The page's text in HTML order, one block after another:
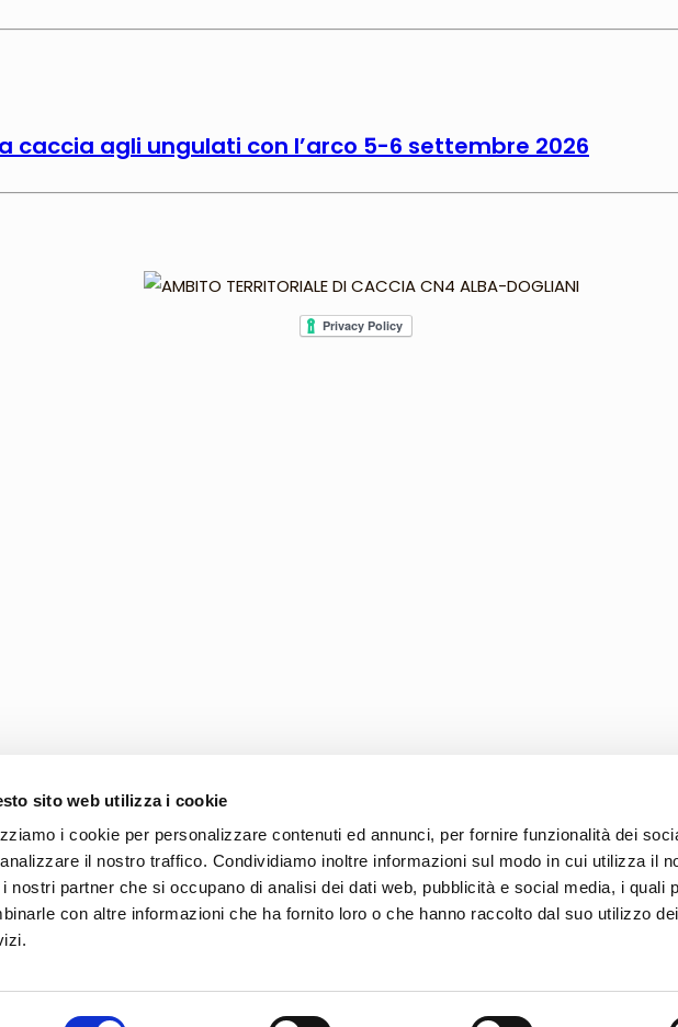
sito web utilizza i cookie
i cookie per personalizzare contenuti ed annunci, per fornire funzionalità dei
il nostro traffico. Condividiamo inoltre informazioni sul modo in cui utilizza il
nostri partner che si occupano di analisi dei dati web, pubblicità e social media, i quali
con altre informazioni che ha fornito loro o che hanno raccolto dal suo utilizzo
caccia agli ungulati con l’arco 5-6 settembre 2026